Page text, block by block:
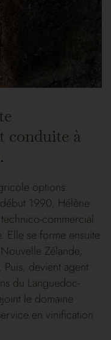
conduite à
options
1990, Hélène
commercial
Elle se forme ensuite
Zélande,
devient agent
du Languedoc-
le domaine
en vinification